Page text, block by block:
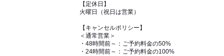
【定休日】
火曜日（祝日は営業）
【キャンセルポリシー】
＜通常営業＞
・48時間前～：ご予約料金の50%
・24時間前～：ご予約料金の100%